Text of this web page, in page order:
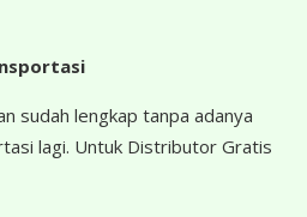
sudah lengkap tanpa adanya
lagi. Untuk Distributor Gratis